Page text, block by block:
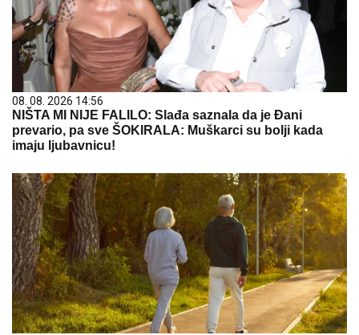
08. 08. 2026 14:56
NIŠTA MI NIJE FALILO: Slađa saznala da je Đani
prevario, pa sve ŠOKIRALA: Muškarci su bolji kada
imaju ljubavnicu!